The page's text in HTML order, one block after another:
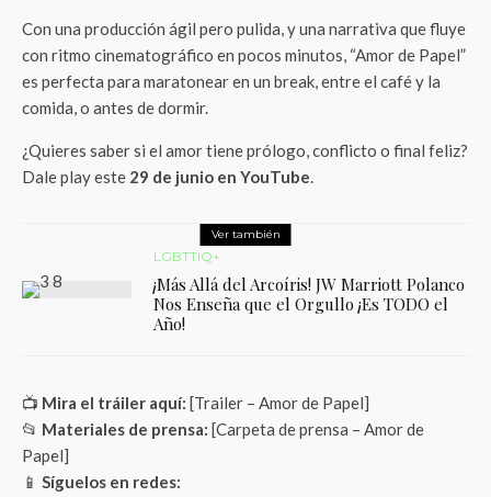
Con una producción ágil pero pulida, y una narrativa que fluye
con ritmo cinematográfico en pocos minutos, “Amor de Papel”
es perfecta para maratonear en un break, entre el café y la
comida, o antes de dormir.
¿Quieres saber si el amor tiene prólogo, conflicto o final feliz?
Dale play este 29 de junio en YouTube.
Ver también
LGBTTIQ+
¡Más Allá del Arcoíris! JW Marriott Polanco
Nos Enseña que el Orgullo ¡Es TODO el
Año!
📺 Mira el tráiler aquí: [Trailer – Amor de Papel]
📂 Materiales de prensa: [Carpeta de prensa – Amor de
Papel]
📱 Síguelos en redes: